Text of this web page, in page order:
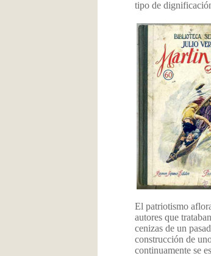
tipo de
El patriotismo
autores que
cenizas de un
construcción de
continuamente se